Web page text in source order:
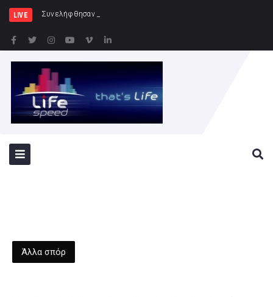
LIVE Συνελήφθησαν 2 άτομα για διάρρηξη
Άλλα σπόρ